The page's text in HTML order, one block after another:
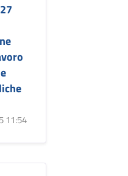
11:54